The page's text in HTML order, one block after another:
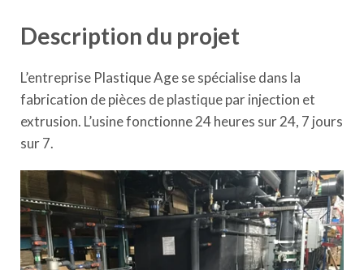
Description du projet
L’entreprise Plastique Age se spécialise dans la
fabrication de pièces de plastique par injection et
extrusion. L’usine fonctionne 24 heures sur 24, 7 jours
sur 7.